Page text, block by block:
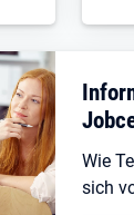
Wie
sich